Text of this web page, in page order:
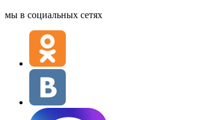
мы в социальных сетях